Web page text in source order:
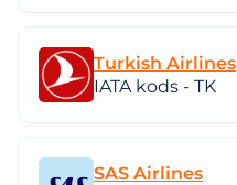
Turkish Airlines
IATA kods - TK
SAS Airlines